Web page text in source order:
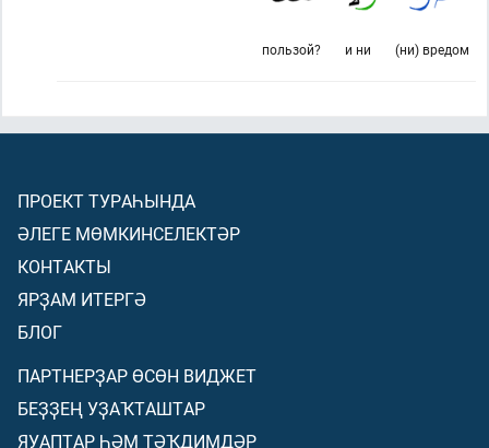
(ни) вредом
и ни
пользой?
ПРОЕКТ ТУРАҺЫНДА
ӘЛЕГЕ МӨМКИНСЕЛЕКТӘР
КОНТАКТЫ
ЯРҘАМ ИТЕРГӘ
БЛОГ
ПАРТНЕРҘАР ӨСӨН ВИДЖЕТ
БЕҘҘЕҢ УҘАҠТАШТАР
ЯУАПТАР ҺӘМ ТӘҠДИМДӘР